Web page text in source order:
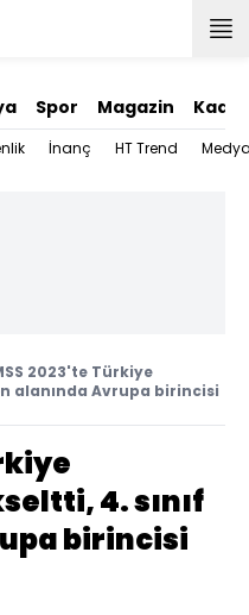
Spor Magazin Kadın
İnanç HT Trend
2023'te Türkiye
alanında Avrupa birincisi
4. sınıf
birincisi